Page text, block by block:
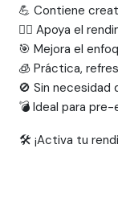
💪 Contiene
🏋️‍♂️ Apoya el
🎯 Mejora el
🧊 Práctica,
🚫 Sin necesidad
💣 Ideal para
🛠️ ¡Activa tu